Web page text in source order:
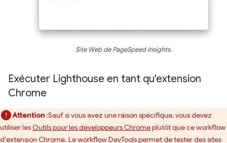
Site Web de PageSpeed Insights.
Exécuter Lighthouse en tant qu'extension
Chrome
Attention :Sauf si vous avez une raison spécifique, vous devez
utiliser lesOutils pour les développeurs Chromeplutôt que ce workflow
d'extension Chrome. Le workflow DevTools permet de tester des sites